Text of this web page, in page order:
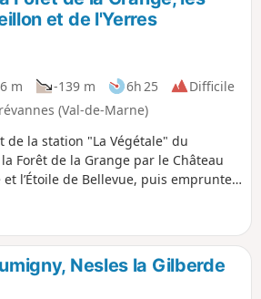
et de l'Yerres
m -139 m 6h 25
Difficile
(Val-de-Marne)
de la station "La Végétale" du
Forêt de la Grange par le Château
l’Étoile de Bellevue, puis emprunte
pour rejoindre le Parc Caillebotte où
se poursuit par l’ascension
culminant du secteur, avant de
Nesles la Gilberde